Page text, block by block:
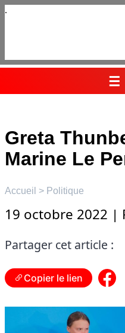
Aller
☰
Greta
Marine Le
Accueil > Politique
19 octobre 2022 |
Partager cet article :
Copier le lien